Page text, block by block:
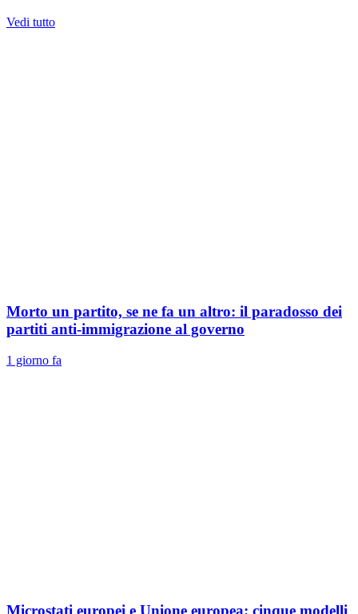
Vedi tutto
Morto un partito, se ne fa un altro: il paradosso dei
partiti anti-immigrazione al governo
1 giorno fa
Microstati europei e Unione europea: cinque modelli